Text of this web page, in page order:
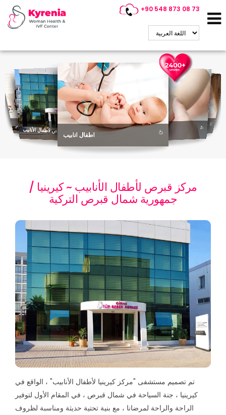
+90 548 873 08 73
استشاري أطفال الأنابيب في قبرصمركز قبرص لأطفال الأنابيب
اطفال انابيب
التبرع بالبويضات التبرع بالحيوانات المنوية
اختيار الجنس
التشخيص الجيني(PGD)
مركز قبرص لأطفال الأنابيب ~ كيرينيا /
جمهورية شمال قبرص التركية
تم تصميم مستشفى "مركز كيرينيا لأطفال الأنابيب" ، الواقع في
كيرينيا ، جنة السياحة في شمال قبرص ، في المقام الأول لتوفير
الراحة والراحة لمرضانا ، مع بنية تحتية حديثة ومناسبة لظروف